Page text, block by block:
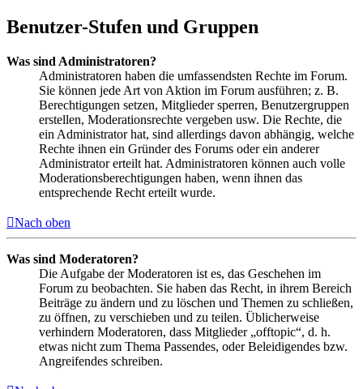
Benutzer-Stufen und Gruppen
Was sind Administratoren?
Administratoren haben die umfassendsten Rechte im Forum.
Sie können jede Art von Aktion im Forum ausführen; z. B.
Berechtigungen setzen, Mitglieder sperren, Benutzergruppen
erstellen, Moderationsrechte vergeben usw. Die Rechte, die
ein Administrator hat, sind allerdings davon abhängig, welche
Rechte ihnen ein Gründer des Forums oder ein anderer
Administrator erteilt hat. Administratoren können auch volle
Moderationsberechtigungen haben, wenn ihnen das
entsprechende Recht erteilt wurde.
Nach oben
Was sind Moderatoren?
Die Aufgabe der Moderatoren ist es, das Geschehen im
Forum zu beobachten. Sie haben das Recht, in ihrem Bereich
Beiträge zu ändern und zu löschen und Themen zu schließen,
zu öffnen, zu verschieben und zu teilen. Üblicherweise
verhindern Moderatoren, dass Mitglieder „offtopic“, d. h.
etwas nicht zum Thema Passendes, oder Beleidigendes bzw.
Angreifendes schreiben.